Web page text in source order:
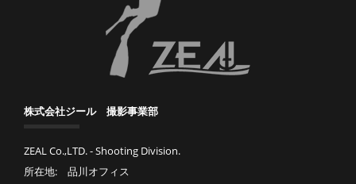
株式会社ジール 撮影事業部
ZEAL Co.,LTD. - Shooting Division.
所在地: 品川オフィス